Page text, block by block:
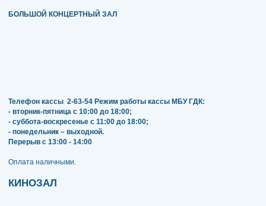
БОЛЬШОЙ КОНЦЕРТНЫЙ ЗАЛ
Телефон кассы 2-63-54 Режим работы кассы МБУ ГДК:
- вторник-пятница с 10:00 до 18:00;
- суббота-воскресенье с 11:00 до 18:00;
- понедельник – выходной.
Перерыв с 13:00 - 14:00
​​​​​​​Оплата наличными.
КИНОЗАЛ